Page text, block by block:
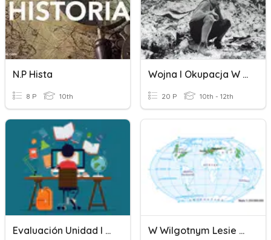
N.P Hista
8 P 10th
Wojna I Okupacja W Literaturze Polskiej
20 P 10th - 12th
Evaluación Unidad I - Literatura - 4to W Wilgotnym Lesie Równikowym I W Lesie Strefy Umiarkowanej